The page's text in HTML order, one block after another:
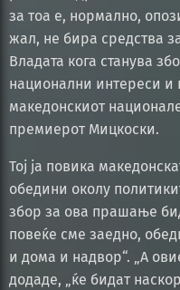
за тоа е, нормално,
жал, не бира средства
Владата кога станува
национални интереси и
македонскиот
премиерот Мицкоски.
Тој ја повика
обедини околу
збор за ова прашање
повеќе сме заедно,
и дома и надвор“. „А
додаде, „ќе бидат